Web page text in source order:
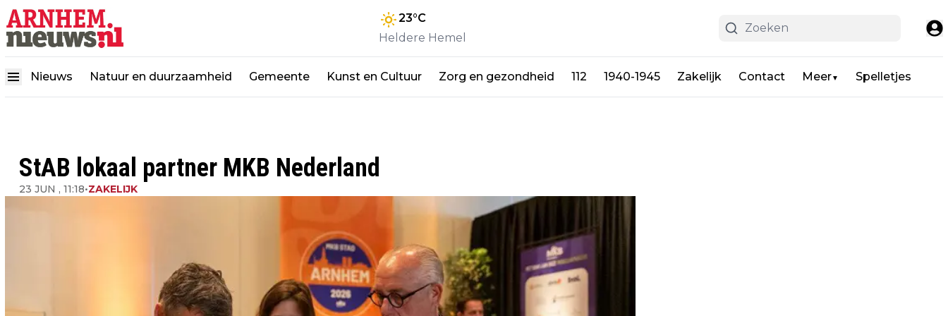
23°C
Heldere Hemel
Nieuws Natuur en duurzaamheid Gemeente Kunst en Cultuur Zorg en gezondheid 112 1940-1945 Zakelijk Contact Meer▼ Spelletjes
StAB lokaal partner MKB Nederland
23 JUN , 11:18•ZAKELIJK